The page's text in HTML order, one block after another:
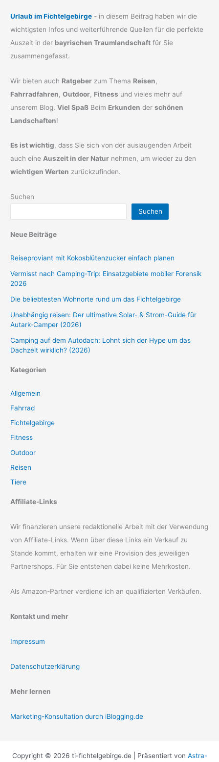
Urlaub im Fichtelgebirge - in diesem Beitrag haben wir die
wichtigsten Infos und weiterführende Quellen für die perfekte
Auszeit in der bayrischen Traumlandschaft für Sie
zusammengefasst.
Wir bieten auch Ratgeber zum Thema Reisen,
Fahrradfahren,Outdoor, Fitness und vieles mehr auf
unserem Blog.Viel Spaß Beim Erkunden derschönen
Landschaften!
Es ist wichtig, dass Sie sich von der auslaugenden Arbeit
auch eineAuszeit in der Natur nehmen, um wieder zu den
wichtigen Werten zurückzufinden.
Suchen
Suchen
Neue Beiträge
Reiseproviant mit Kokosblütenzucker einfach planen
Vermisst nach Camping-Trip: Einsatzgebiete mobiler Forensik
2026
Die beliebtesten Wohnorte rund um das Fichtelgebirge
Unabhängig reisen: Der ultimative Solar- & Strom-Guide für
Autark-Camper (2026)
Camping auf dem Autodach: Lohnt sich der Hype um das
Dachzelt wirklich? (2026)
Kategorien
Allgemein
Fahrrad
Fichtelgebirge
Fitness
Outdoor
Reisen
Tiere
Affiliate-Links
Wir finanzieren unsere redaktionelle Arbeit mit der Verwendung
von Affiliate-Links. Wenn über diese Links ein Verkauf zu
Stande kommt, erhalten wir eine Provision des jeweiligen
Partnershops. Für Sie entstehen dabei keine Mehrkosten.
Als Amazon-Partner verdiene ich an qualifizierten Verkäufen.
Kontakt und mehr
Impressum
Datenschutzerklärung
Mehr lernen
Marketing-Konsultation durch iBlogging.de
Copyright © 2026 ti-fichtelgebirge.de | Präsentiert von Astra-